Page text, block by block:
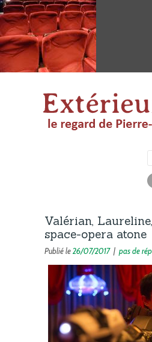
Valérian,
space-opera atone
Publié le26/07/2017| pas de